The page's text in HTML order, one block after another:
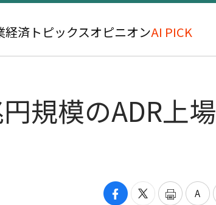
経済 トピックスオピニオンAI PICK
規模のADR上場